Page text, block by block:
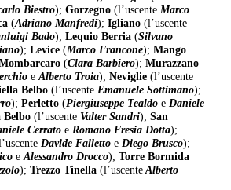
Biestro);Gorzegno (l’uscente Marco
(Adriano Manfredi);Igliano (l’uscente
Bado);Lequio Berria (Silvano
);Levice (Marco Francone);Mango
(Clara Barbiero);Murazzano
eAlberto Troia);Neviglie (l’uscente
Belbo(l’uscente Emanuele Sottimano);
);Perletto(Piergiuseppe Tealdoe Daniele
Belbo(l’uscente Valter Sandri);San
Cerratoe Romano Fresia Dotta);
Davide Falletto e Diego Brusco);
eAlessandro Drocco);Torre Bormida
);Trezzo Tinella (l’uscenteAlberto